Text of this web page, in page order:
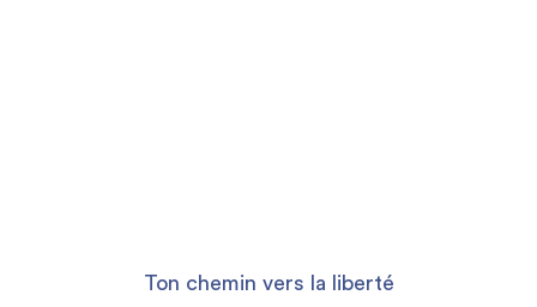
Ton chemin vers la liberté